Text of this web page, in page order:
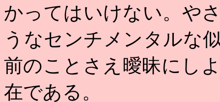
かってはいけない。や
うなセンチメンタルな
前のことさえ曖昧にし
在である。